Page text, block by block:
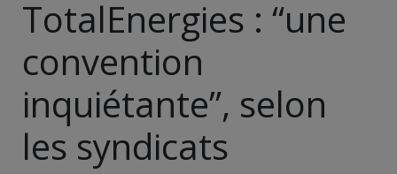
TotalEnergies : “une
convention
inquiétante”, selon
les syndicats